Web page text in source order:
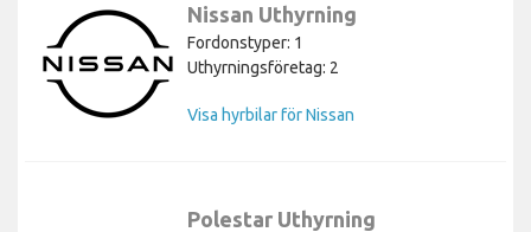
Nissan Uthyrning
Fordonstyper: 1
Uthyrningsföretag: 2
Visa hyrbilar för Nissan
Polestar Uthyrning